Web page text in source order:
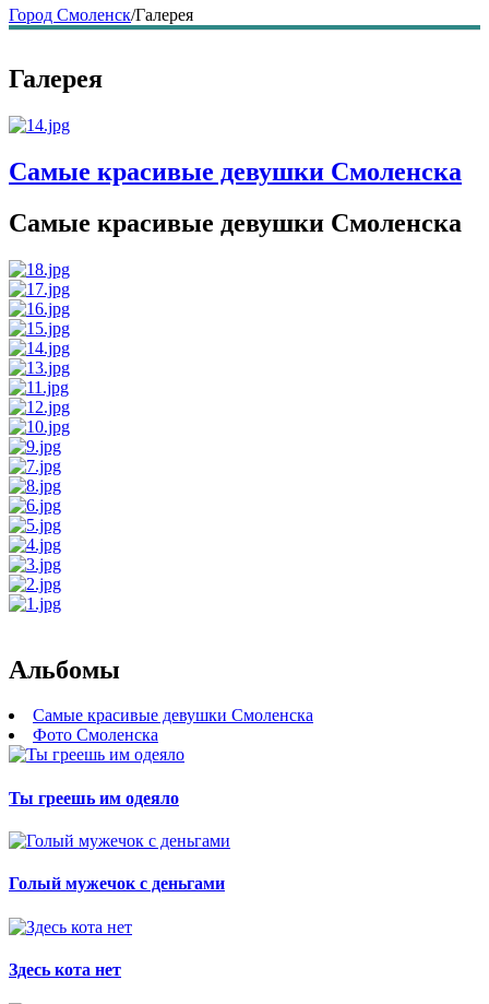
Город Смоленск/Галерея
Галерея
Самые красивые девушки Смоленска
Самые красивые девушки Смоленска
Альбомы
Самые красивые девушки Смоленска
Фото Смоленска
Ты греешь им одеяло
Голый мужечок с деньгами
Здесь кота нет